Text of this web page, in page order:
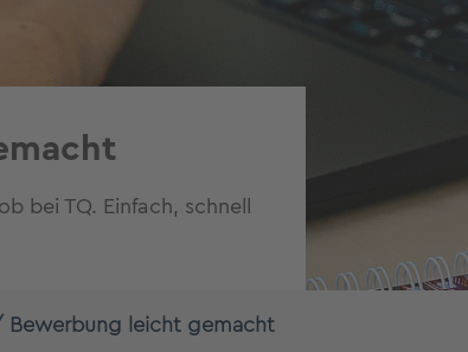
bei TQ. Einfach, schnell
Bewerbung leicht gemacht